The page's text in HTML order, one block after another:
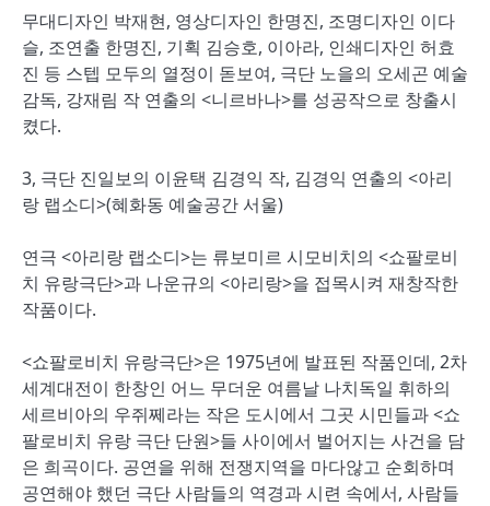
무대디자인 박재현, 영상디자인 한명진, 조명디자인 이다
슬, 조연출 한명진, 기획 김승호, 이아라, 인쇄디자인 허효
진 등 스텝 모두의 열정이 돋보여, 극단 노을의 오세곤 예술
감독, 강재림 작 연출의 <니르바나>를 성공작으로 창출시
켰다.
3, 극단 진일보의 이윤택 김경익 작, 김경익 연출의 <아리
랑 랩소디>(혜화동 예술공간 서울)
연극 <아리랑 랩소디>는 류보미르 시모비치의 <쇼팔로비
치 유랑극단>과 나운규의 <아리랑>을 접목시켜 재창작한
작품이다.
<쇼팔로비치 유랑극단>은 1975년에 발표된 작품인데, 2차
세계대전이 한창인 어느 무더운 여름날 나치독일 휘하의
세르비아의 우쥐쩨라는 작은 도시에서 그곳 시민들과 <쇼
팔로비치 유랑 극단 단원>들 사이에서 벌어지는 사건을 담
은 희곡이다. 공연을 위해 전쟁지역을 마다않고 순회하며
공연해야 했던 극단 사람들의 역경과 시련 속에서, 사람들